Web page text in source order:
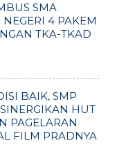
SMA
4 PAKEM
TKA-TKAD
BAIK, SMP
HUT
PAGELARAN
FILM PRADNYA